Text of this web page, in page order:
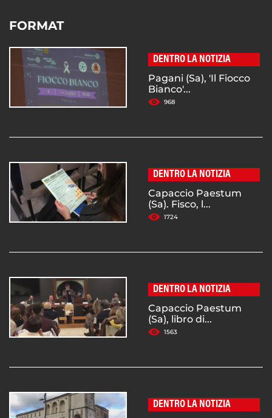
FORMAT
DENTRO LA NOTIZIA
Pagani (Sa), 'Il Fiocco
Bianco'...
968
DENTRO LA NOTIZIA
Capaccio Paestum
(Sa). Fisco, l...
1724
DENTRO LA NOTIZIA
Capaccio Paestum
(Sa), libro di...
1563
DENTRO LA NOTIZIA